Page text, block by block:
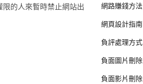
的人來暫時禁止網站出
網路賺錢方法
網頁設計指南
負評處理方式
負面圖片刪除
負面影片刪除